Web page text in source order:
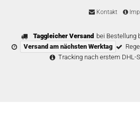
Kontakt
Taggleicher Versand bei Bestellung
Versand am nächsten Werktag
Tracking nach erstem DHL-